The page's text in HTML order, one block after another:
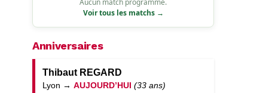
Voir tous les matchs →
Anniversaires
Thibaut REGARD
Lyon → AUJOURD’HUI (33 ans)